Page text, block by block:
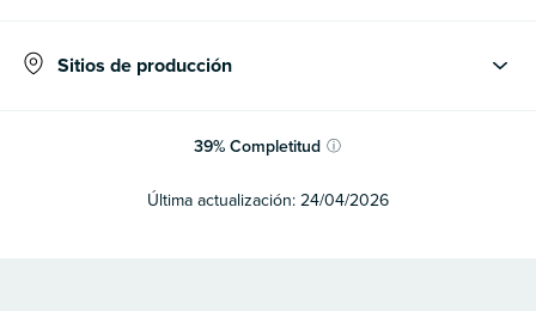
Sitios de producción
39% Completitud ⓘ
Última actualización: 24/04/2026